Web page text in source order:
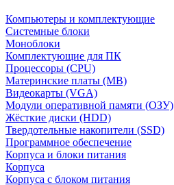
Компьютеры и комплектующие
Системные блоки
Моноблоки
Комплектующие для ПК
Процессоры (CPU)
Материнские платы (MB)
Видеокарты (VGA)
Модули оперативной памяти (ОЗУ)
Жёсткие диски (HDD)
Твердотельные накопители (SSD)
Программное обеспечение
Корпуса и блоки питания
Корпуса
Корпуса с блоком питания